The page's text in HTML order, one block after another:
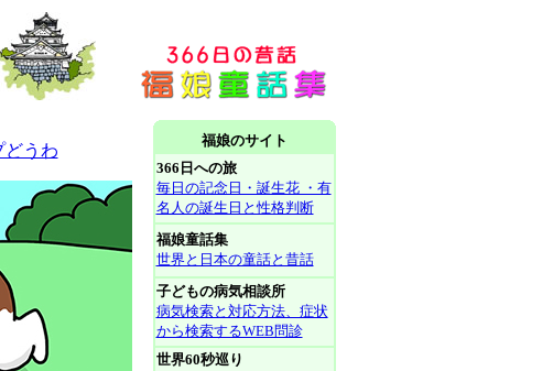
どうわ
福娘のサイト
366日への旅
毎日の記念日・誕生花 ・有
名人の誕生日と性格判断
福娘童話集
世界と日本の童話と昔話
子どもの病気相談所
病気検索と対応方法、症状
から検索するWEB問診
世界60秒巡り